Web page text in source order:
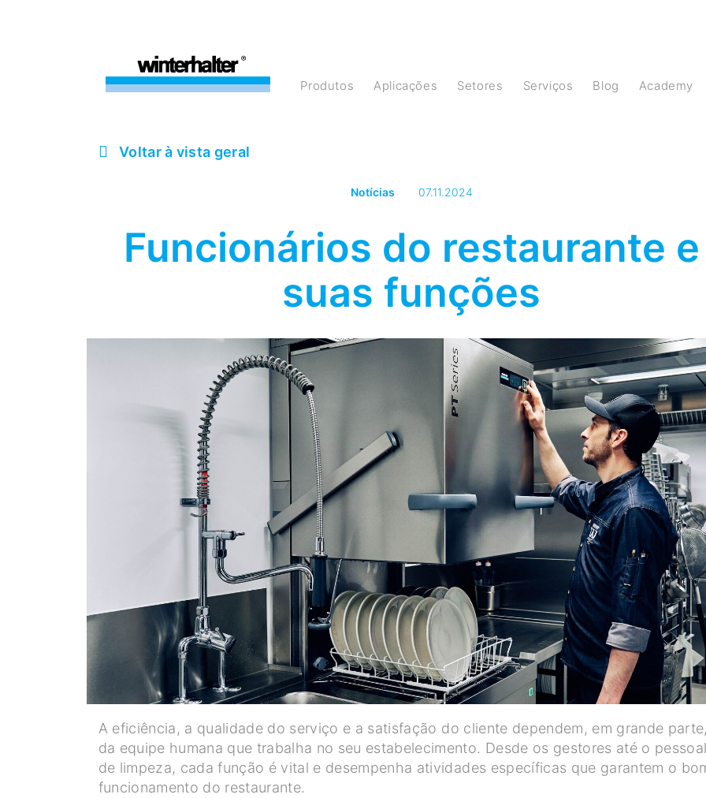
Produtos Aplicações Setores Serviços Blog Academy
Voltar à vista geral
Notícias 07.11.2024
Funcionários do restaurante e
suas funções
A eficiência, a qualidade do serviço e a satisfação do cliente dependem, em grande parte,
da equipe humana que trabalha no seu estabelecimento. Desde os gestores até o pessoal
de limpeza, cada função é vital e desempenha atividades específicas que garantem o
funcionamento do restaurante.